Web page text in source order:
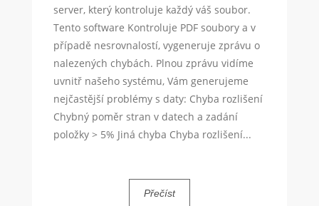
server, který kontroluje každý váš soubor.
Tento software Kontroluje PDF soubory a v
případě nesrovnalostí, vygeneruje zprávu o
nalezených chybách. Plnou zprávu vidíme
uvnitř našeho systému, Vám generujeme
nejčastější problémy s daty: Chyba rozlišení
Chybný poměr stran v datech a zadání
položky > 5% Jiná chyba Chyba rozlišení...
Přečíst